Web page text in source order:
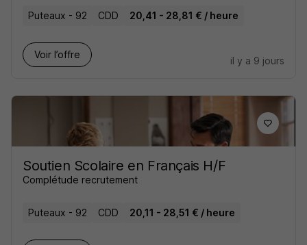
Puteaux - 92 CDD 20,41 - 28,81 € / heure
Voir l’offre
il y a 9 jours
Soutien Scolaire en Français H/F
Complétude recrutement
Puteaux - 92 CDD 20,11 - 28,51 € / heure